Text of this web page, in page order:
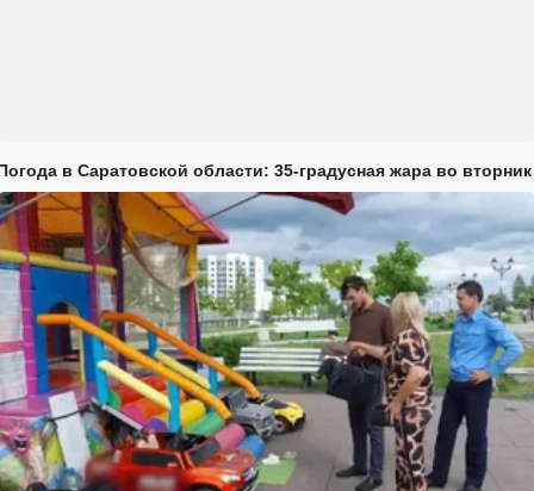
в Саратовской области: 35-градусная жара во вторник